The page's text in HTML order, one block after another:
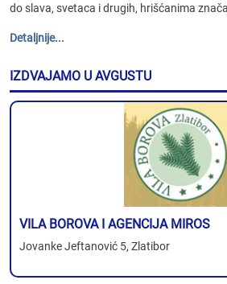
do slava, svetaca i drugih, hrišćanima
Detaljnije...
IZDVAJAMO U AVGUSTU
VILA BOROVA I AGENCIJA MIROS
Jovanke Jeftanović 5, Zlatibor